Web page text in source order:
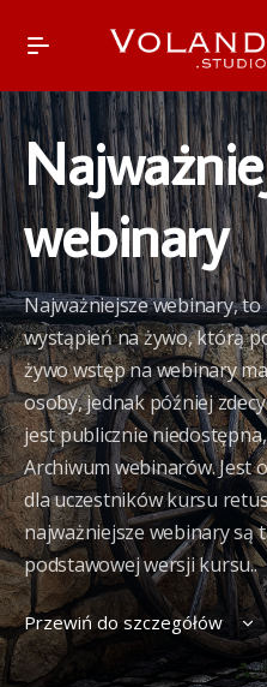
webinary
Najważniejsze webinary, to
wystąpień na żywo, którą
żywo wstęp na webinary
osoby, jednak później
jest publicznie
Archiwum webinarów. Jest
dla uczestników kursu
najważniejsze webinary są
podstawowej wersji kursu..
Przewiń do szczegółów